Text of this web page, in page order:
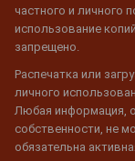
частного и личного
использование
запрещено.
Распечатка или
личного
Любая информация,
собственности, не
обязательна